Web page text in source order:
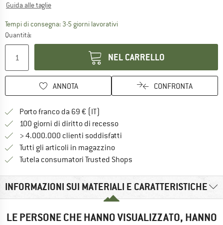
Guida alle taglie
Tempi di consegna: 3-5 giorni lavorativiIl link si apre in una casella
Quantità:
NEL CARRELLO
ANNOTA CONFRONTA
Porto franco da 69 € (IT)
100 giorni di diritto di recessoVai alla politica di recesso qui
> 4.000.000 clienti soddisfatti
Tutti gli articoli in magazzino
Tutela consumatori Trusted Shops
INFORMAZIONI SUI MATERIALI E CARATTERISTICHE
LE PERSONE CHE HANNO VISUALIZZATO, HANNO